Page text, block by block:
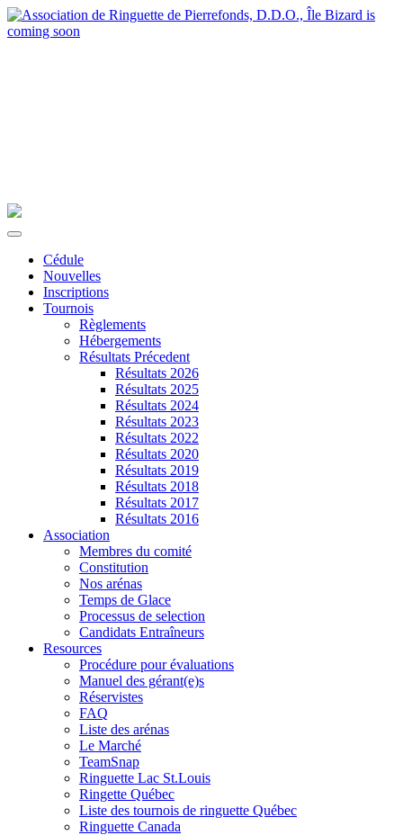
Cédule
Nouvelles
Inscriptions
Tournois
Règlements
Hébergements
Résultats Précedent
Résultats 2026
Résultats 2025
Résultats 2024
Résultats 2023
Résultats 2022
Résultats 2020
Résultats 2019
Résultats 2018
Résultats 2017
Résultats 2016
Association
Membres du comité
Constitution
Nos arénas
Temps de Glace
Processus de selection
Candidats Entraîneurs
Resources
Procédure pour évaluations
Manuel des gérant(e)s
Réservistes
FAQ
Liste des arénas
Le Marché
TeamSnap
Ringuette Lac St.Louis
Ringette Québec
Liste des tournois de ringuette Québec
Ringuette Canada